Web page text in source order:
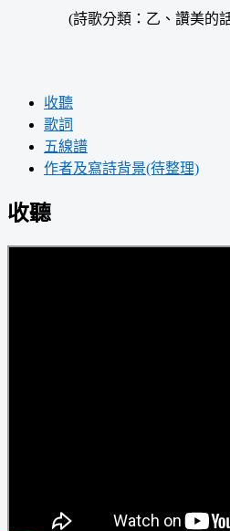
(詩歌分類：乙、讚美的
收聽
歌詞
五線譜
作者及寫詩背景(待整理)
收聽